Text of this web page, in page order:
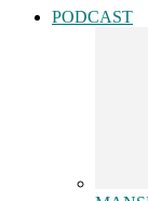
PODCAST